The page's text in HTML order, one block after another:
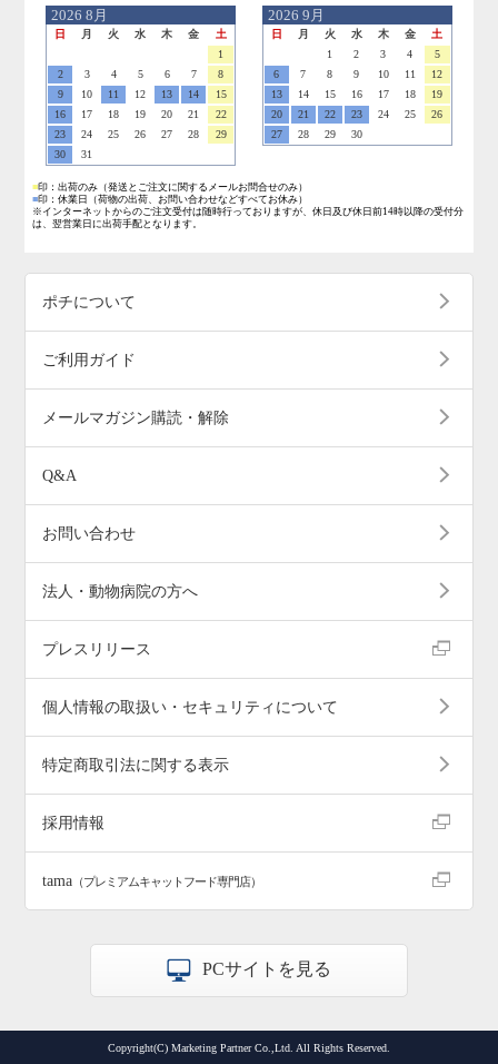
2026 8月
日 月 火 水 木 金
土
1
2
3 4 5 6 7
8
9
10 11 12 13 14
15
16
17 18 19 20 21
22
23
24 25 26 27 28
29
30
31
2026 9月
日 月 火 水 木 金
土
1
2 3 4
5
6
7 8 9 10 11
12
13
14 15 16 17 18
19
20
21 22 23 24 25
26
27
28 29 30
■印：出荷のみ （発送とご注文に関するメールお問合せのみ）
■印：休業日
（荷物の出荷、お問い合わせなどすべてお休み）
※インターネットからのご注文受付は随時行っておりますが、休日及び休日前14時以降の受付分
は、翌営業日に出荷手配となります。
ポチについて
ご利用ガイド
メールマガジン購読・解除
Q&A
お問い合わせ
法人・動物病院の方へ
プレスリリース
個人情報の取扱い・セキュリティについて
特定商取引法に関する表示
採用情報
tama （プレミアムキャットフード専門店）
PCサイトを見る
Copyright(C) Marketing Partner Co.,Ltd. All Rights Reserved.